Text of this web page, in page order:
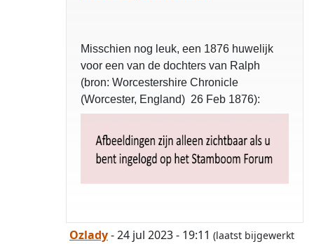
Misschien nog leuk, een 1876 huwelijk
voor een van de dochters van Ralph
(bron: Worcestershire Chronicle
(Worcester, England) 26 Feb 1876):
Ozlady- 24 jul 2023 - 19:11 (laatst bijgewerkt